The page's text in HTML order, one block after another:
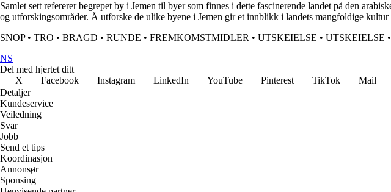
Samlet sett refererer begrepet by i Jemen til byer som finnes i dette fascinerende landet på den
og utforskingsområder. Å utforske de ulike byene i Jemen gir et innblikk i landets mangfoldige kultur
SNOP• TRO • BRAGD • RUNDE • FREMKOMSTMIDLER • UTSKEIELSE • UTSKEIELSE •
NS
Del med hjertet ditt
X
Facebook Instagram LinkedIn YouTube Pinterest TikTok Mail
Detaljer
Kundeservice
Veiledning
Svar
Jobb
Send et tips
Koordinasjon
Annonsør
Sponsing